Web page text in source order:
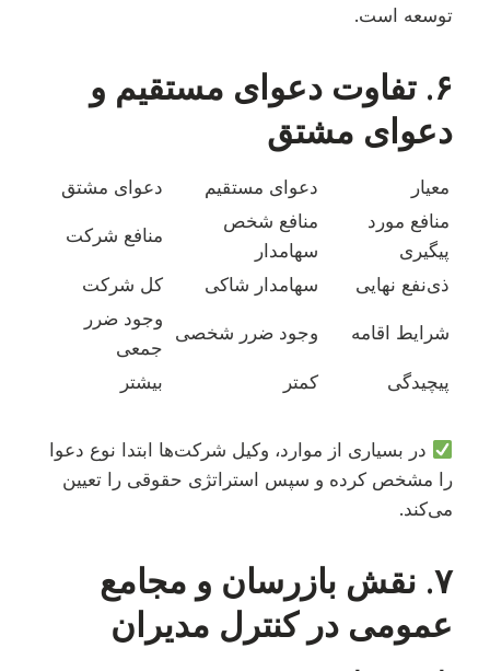
توسعه است.
۶. تفاوت دعوای مستقیم و
دعوای مشتق
معیار دعوای مستقیم
دعوای مشتق
منافع مورد
پیگیری
منافع شخص
سهامدار
منافع شرکت
ذی‌نفع نهایی سهامدار شاکی کل شرکت
شرایط اقامه وجود ضرر شخصی
وجود ضرر
جمعی
پیچیدگی
کمتر بیشتر
در بسیاری از موارد، وکیل شرکت‌ها ابتدا نوع دعوا
را مشخص کرده و سپس استراتژی حقوقی را تعیین
می‌کند.
۷. نقش بازرسان و مجامع
عمومی در کنترل مدیران